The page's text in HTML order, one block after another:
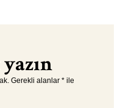
Gerekli alanlar * ile